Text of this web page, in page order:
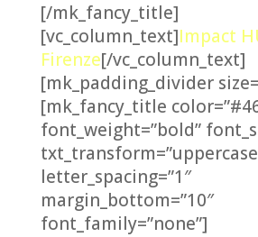
[/mk_fancy_title]
[vc_column_text]Impact
Firenze[/vc_column_text]
[mk_padding_divider
[mk_fancy_title
font_weight=”bold”
letter_spacing=”1″
margin_bottom=”10″
font_family=”none”]